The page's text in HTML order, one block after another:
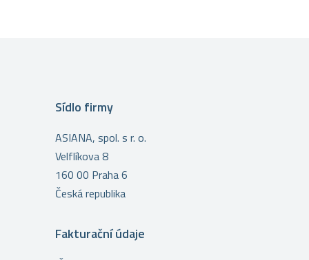
Sídlo firmy
ASIANA, spol. s r. o.
Velflíkova 8
160 00 Praha 6
Česká republika
Fakturační údaje